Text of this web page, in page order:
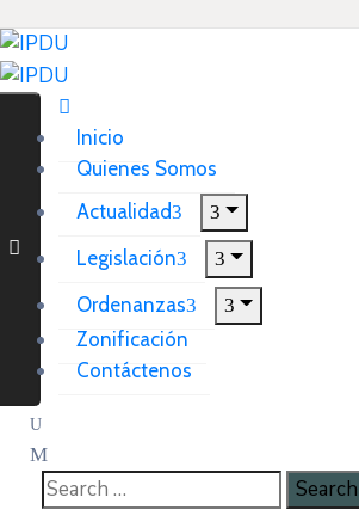
Inicio
Quienes Somos
Actualidad
Legislación
Ordenanzas
Zonificación
Contáctenos